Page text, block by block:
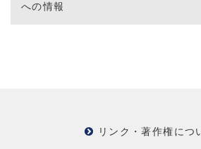
への情報
リンク・著作権につ